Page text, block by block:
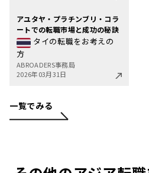
アユタヤ・プラチンブリ・コラ
ートでの転職市場と成功の秘訣
タイの転職をお考えの
方
ABROADERS事務局
2026年03月31日
一覧でみる